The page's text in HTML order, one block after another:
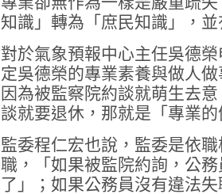
知識」轉為「庶民知識」，
對於氣象預報中心主任吳德
定吳德榮的專業素養與做人
因為被監察院約談就萌生去
談就要退休，那就是「專業
監委程仁宏也說，監委是依
職，「如果被監院約詢，公
了」；如果公務員沒有違法